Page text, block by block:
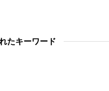
たキーワード